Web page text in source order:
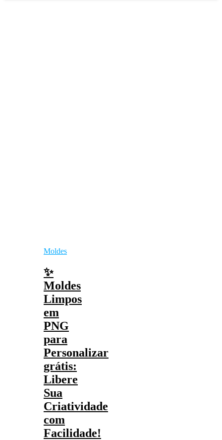
Moldes
✨
Moldes
Limpos
em
PNG
para
Personalizar
grátis:
Libere
Sua
Criatividade
com
Facilidade!